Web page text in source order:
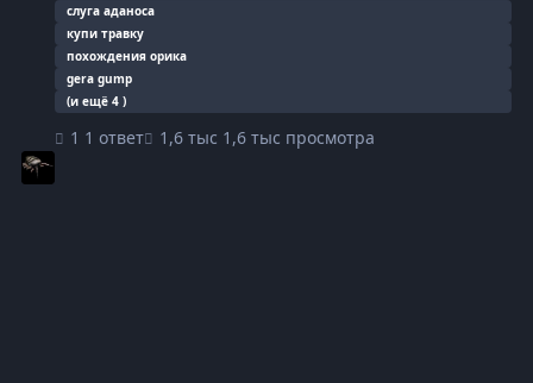
слуга аданоса
купи травку
похождения орика
gera gump
(и ещё 4 )
1 ответ 1,6 тыс просмотра